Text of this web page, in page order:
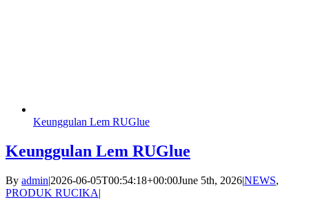
Keunggulan Lem RUGlue
Keunggulan Lem RUGlue
By admin|2026-06-05T00:54:18+00:00June 5th, 2026|NEWS,
PRODUK RUCIKA|